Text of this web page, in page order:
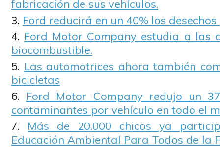
fabricación de sus vehículos.
Ford reducirá en un 40% los
Ford Motor Company estudia a las
biocombustible.
Las automotrices ahora también
bicicletas
Ford Motor Company redujo un
contaminantes por vehículo en todo el
Más de 20.000 chicos ya
Educación Ambiental Para Todos de la